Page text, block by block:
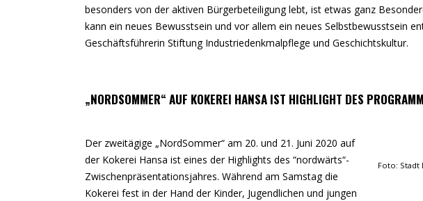
besonders von der aktiven Bürgerbeteiligung lebt, ist etwas ganz
kann ein neues Bewusstsein und vor allem ein neues Selbstbewusstsein
Geschäftsführerin Stiftung Industriedenkmalpflege und Geschichtskultur.
„NORDSOMMER“ AUF KOKEREI HANSA IST HIGHLIGHT DES
Der zweitägige „NordSommer“ am 20. und 21. Juni 2020 auf
der Kokerei Hansa ist eines der Highlights des “nordwärts“-
Zwischenpräsentationsjahres. Während am Samstag die
Kokerei fest in der Hand der Kinder, Jugendlichen und jungen
Foto: Stadt